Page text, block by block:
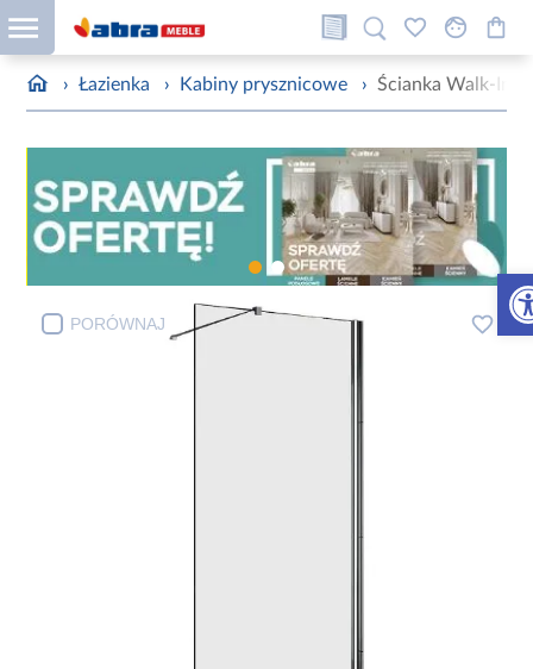
› Łazienka › Kabiny prysznicowe › Ścianka Walk-In
PORÓWNAJ